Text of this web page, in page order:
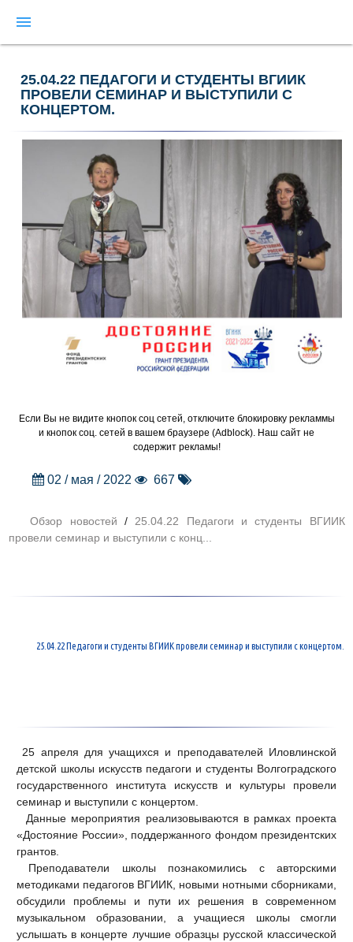
menu
25.04.22 ПЕДАГОГИ И СТУДЕНТЫ ВГИИК
ПРОВЕЛИ СЕМИНАР И ВЫСТУПИЛИ С
КОНЦЕРТОМ.
Если Вы не видите кнопок соц сетей, отключите блокировку рекламмы
и кнопок соц. сетей в вашем браузере (Adblock). Наш сайт не
содержит рекламы!
02 / мая / 2022 667
Обзор новостей / 25.04.22 Педагоги и студенты ВГИИК
провели семинар и выступили с конц...
25.04.22 Педагоги и студенты ВГИИК провели семинар и выступили с концертом.
25 апреля для учащихся и преподавателей Иловлинской
детской школы искусств педагоги и студенты Волгоградского
государственного института искусств и культуры провели
семинар и выступили с концертом.
Данные мероприятия реализовываются в рамках проекта
«Достояние России», поддержанного фондом президентских
грантов.
Преподаватели школы познакомились с авторскими
методиками педагогов ВГИИК, новыми нотными сборниками,
обсудили проблемы и пути их решения в современном
музыкальном образовании, а учащиеся школы смогли
услышать в концерте лучшие образцы русской классической